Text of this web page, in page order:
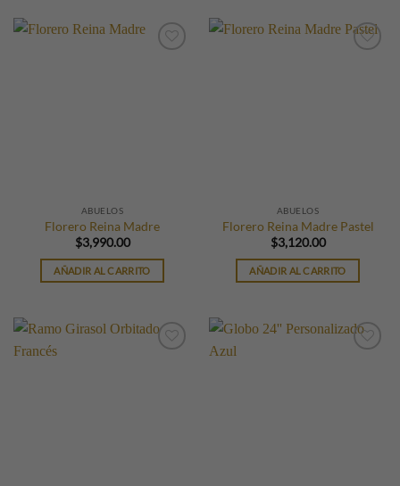
ABUELOS
Florero Reina Madre
$3,990.00
AÑADIR AL CARRITO
ABUELOS
Florero Reina Madre Pastel
$3,120.00
AÑADIR AL CARRITO